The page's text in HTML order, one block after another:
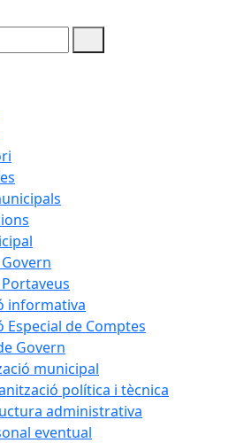
informativa
Especial de Comptes
Govern
municipal
política i tècnica
administrativa
eventual